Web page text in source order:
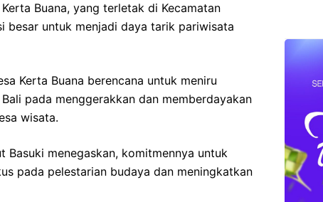
Kerta Buana, yang terletak di Kecamatan
besar untuk menjadi daya tarik pariwisata
Kerta Buana berencana untuk meniru
pada menggerakkan dan memberdayakan
wisata.
Basuki menegaskan, komitmennya untuk
pada pelestarian budaya dan meningkatkan